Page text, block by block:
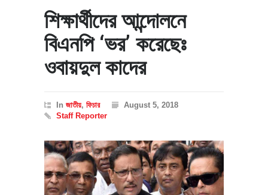
শিক্ষার্থীদের আন্দোলনে
বিএনপি ‘ভর’ করেছেঃ
ওবায়দুল কাদের
In জাতীয়, ফিচার
August 5, 2018
Staff Reporter